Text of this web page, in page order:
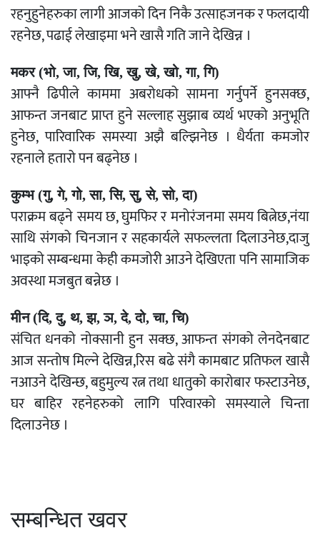
रहनुहुनेहरुका लागी आजको दिन निकै उत्साहजनक र फलदायी
रहनेछ, पढाई लेखाइमा भने खासै गति जाने देखिन्न ।
मकर (भो, जा, जि, खि, खु, खे, खो, गा, गि)
आफ्नै ढिपीले काममा अबरोधको सामना गर्नुपर्ने हुनसक्छ,
आफन्त जनबाट प्राप्त हुने सल्लाह सुझाब व्यर्थ भएको अनुभूति
हुनेछ, पारिवारिक समस्या अझै बल्झिनेछ । धैर्यता कमजोर
रहनाले हतारो पन बढ्नेछ ।
कुम्भ (गु, गे, गो, सा, सि, सु, से, सो, दा)
पराक्रम बढ्ने समय छ, घुमफिर र मनोरंजनमा समय बित्नेछ,नंया
साथि संगको चिनजान र सहकार्यले सफल्लता दिलाउनेछ,दाजु
भाइको सम्बन्धमा केही कमजोरी आउने देखिएता पनि सामाजिक
अवस्था मजबुत बन्नेछ ।
मीन (दि, दु, थ, झ, ञ, दे, दो, चा, चि)
संचित धनको नोक्सानी हुन सक्छ, आफन्त संगको लेनदेनबाट
आज सन्तोष मिल्ने देखिन्न,रिस बढे संगै कामबाट प्रतिफल खासै
नआउने देखिन्छ, बहुमुल्य रत्न तथा धातुको कारोबार फस्टाउनेछ,
घर बाहिर रहनेहरुको लागि परिवारको समस्याले चिन्ता
दिलाउनेछ ।
सम्बन्धित खवर